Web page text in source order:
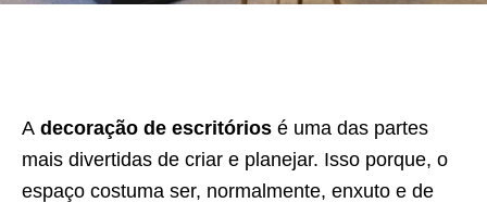
A decoração de escritórios é uma das partes
mais divertidas de criar e planejar. Isso porque, o
espaço costuma ser, normalmente, enxuto e de